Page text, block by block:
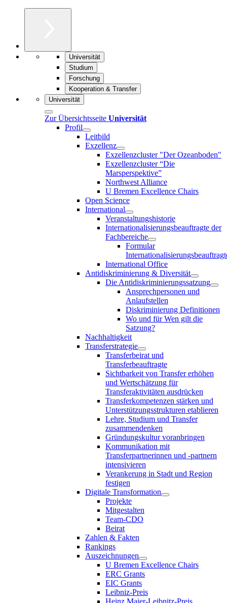
Universität
Studium
Forschung
Kooperation & Transfer
Universität
Zur Übersichtsseite Universität
Profil
Leitbild
Exzellenz
Exzellenzcluster "Der Ozeanboden"
Exzellenzcluster “Die
Marsperspektive”
Northwest Alliance
U Bremen Excellence Chairs
Open Science
International
Veranstaltungshistorie
Internationalisierungsbeauftragte der
Fachbereiche
Formular
International Office
Antidiskriminierung & Diversität
Die Antidiskriminierungssatzung
Ansprechpersonen und
Anlaufstellen
Diskriminierung Definitionen
Wo und für Wen gilt die
Satzung?
Nachhaltigkeit
Transferstrategie
Transferbeirat und
Transferbeauftragte
Sichtbarkeit von Transfer erhöhen
und Wertschätzung für
Transferaktivitäten ausdrücken
Transferkompetenzen stärken und
Unterstützungsstrukturen etablieren
Lehre, Studium und Transfer
zusammendenken
Gründungskultur voranbringen
Kommunikation mit
Transferpartnerinnen und -partnern
intensivieren
Verankerung in Stadt und Region
festigen
Digitale Transformation
Projekte
Mitgestalten
Team-CDO
Beirat
Zahlen & Fakten
Rankings
Auszeichnungen
U Bremen Excellence Chairs
ERC Grants
EIC Grants
Leibniz-Preis
Heinz Maier-Leibnitz-Preis